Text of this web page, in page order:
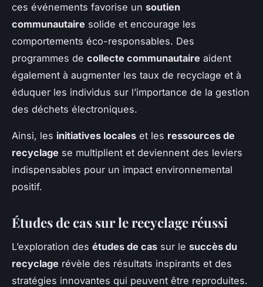
ces événements favorise un soutien
communautaire solide et encourage les
comportements éco-responsables. Des
programmes de collecte communautaire aident
également à augmenter les taux de recyclage et à
éduquer les individus sur l’importance de la gestion
des déchets électroniques.
Ainsi, les initiatives locales et les ressources de
recyclage se multiplient et deviennent des leviers
indispensables pour un impact environnemental
positif.
Études de cas sur le recyclage réussi
L’exploration des études de cas sur le succès du
recyclage révèle des résultats inspirants et des
stratégies innovantes qui peuvent être reproduites.